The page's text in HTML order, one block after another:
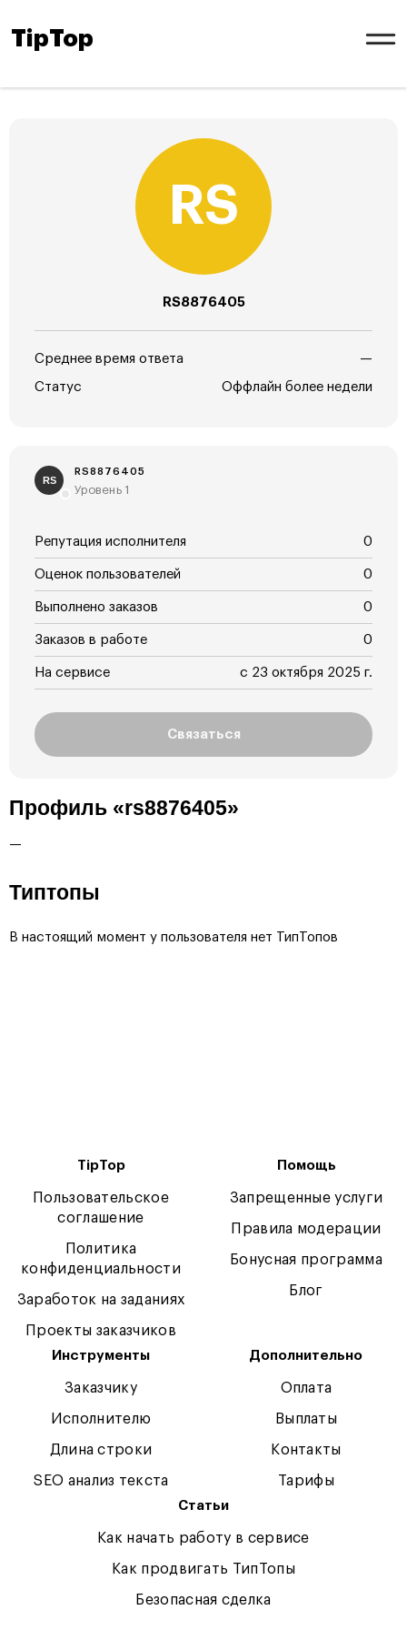
TipTop
RS8876405
Среднее время ответа —
Статус Оффлайн более недели
RS
RS8876405
Уровень 1
Репутация исполнителя 0
Оценок пользователей 0
Выполнено заказов 0
Заказов в работе 0
На сервисе с 23 октября 2025 г.
Связаться
Профиль «rs8876405»
—
Типтопы
В настоящий момент у пользователя нет ТипТопов
TipTop
Пользовательское
соглашение
Политика
конфиденциальности
Заработок на заданиях
Проекты заказчиков
Помощь
Запрещенные услуги
Правила модерации
Бонусная программа
Блог
Инструменты
Заказчику
Исполнителю
Длина строки
SEO анализ текста
Дополнительно
Оплата
Выплаты
Контакты
Тарифы
Статьи
Как начать работу в сервисе
Как продвигать ТипТопы
Безопасная сделка